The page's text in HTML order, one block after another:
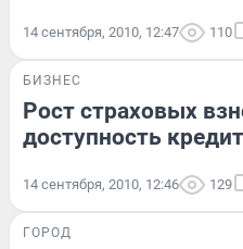
14 сентября, 2010, 12:47 110
БИЗНЕС
Рост страховых
доступность
14 сентября, 2010, 12:46 129
ГОРОД